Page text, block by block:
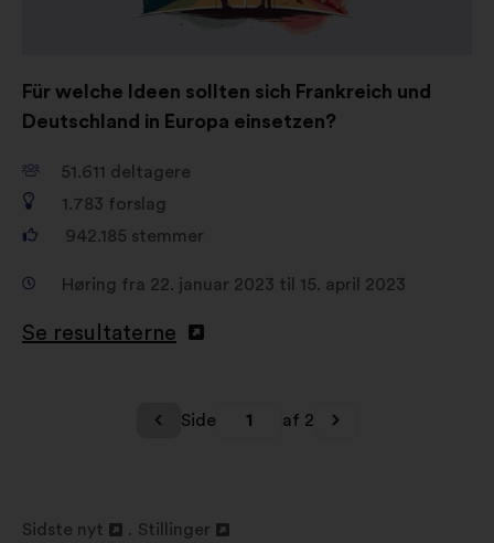
Für welche Ideen sollten sich Frankreich und
Deutschland in Europa einsetzen?
51.611 deltagere
1.783 forslag
942.185 stemmer
Høring fra 22. januar 2023 til 15. april 2023
Se resultaterne
Side 1 af 2
Sidste nyt Stillinger